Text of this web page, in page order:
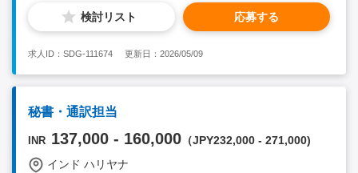
達、管理、人事などのバックオフィス機能の管理 ・日本本社へ
のレポーティング ・運用プロセスの見直し、改善をしながら効
高の品質基準を維持し、運用上の課題への対処 ・社内コミュニ
ケーションを円滑にするための工夫 ＜ ゲストエクスペリエンス
／マーケティング＞ ・料理の品質、サービス、全体的な雰囲気
を重視した日々の改善活動 ・ゲストのフィードバック収集およ
び分析 ・サービスを継続的に向上させ、地域の好みに合わせた
調整 ・認知拡大のためのマーケティング 【必須要件】 ・ビジネ
スレベルの英語力 ・新規事業立ち上げ経験 ・バックオフィス管
理経験（調達、人事、法務会計など） ・インドでの事業拡大と
検討リスト 応募する
求人ID：SDG-111674 更新日：2026/05/09
秘書・通訳担当
INR 137,000 - 160,000 （JPY232,000 - 271,000)
インド ハリヤナ